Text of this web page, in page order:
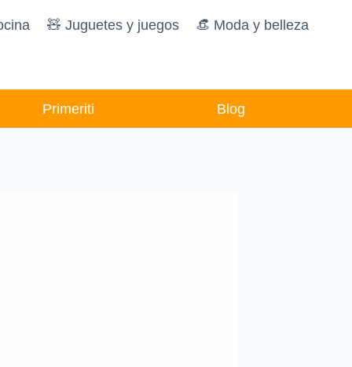
🧸️ Juguetes y juegos 👒 Moda y belleza
Primeriti Blog